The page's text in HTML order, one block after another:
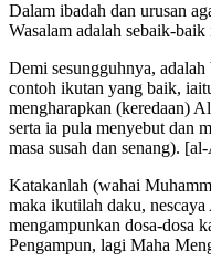
Dalam ibadah dan urusan
Wasalam adalah sebaik-
Demi sesungguhnya,
contoh ikutan yang baik,
mengharapkan (keredaan)
serta ia pula menyebut dan
masa susah dan senang).
Katakanlah (wahai
maka ikutilah daku,
mengampunkan dosa-dosa
Pengampun, lagi Maha